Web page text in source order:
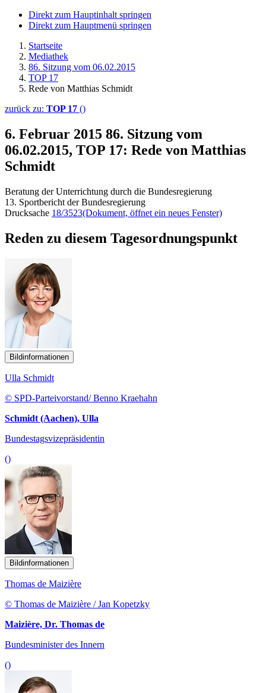
Direkt zum Hauptinhalt springen
Direkt zum Hauptmenü springen
Startseite
Mediathek
86. Sitzung vom 06.02.2015
TOP 17
Rede von Matthias Schmidt
zurück zu: TOP 17 ()
6. Februar 2015 86. Sitzung vom
06.02.2015, TOP 17: Rede von Matthias
Schmidt
Beratung der Unterrichtung durch die Bundesregierung
13. Sportbericht der Bundesregierung
Drucksache 18/3523(Dokument, öffnet ein neues Fenster)
Reden zu diesem Tagesordnungspunkt
Bildinformationen
Ulla Schmidt
© SPD-Parteivorstand/ Benno Kraehahn
Schmidt (Aachen), Ulla
Bundestagsvizepräsidentin
()
Bildinformationen
Thomas de Maizière
© Thomas de Maizière / Jan Kopetzky
Maizière, Dr. Thomas de
Bundesminister des Innern
()